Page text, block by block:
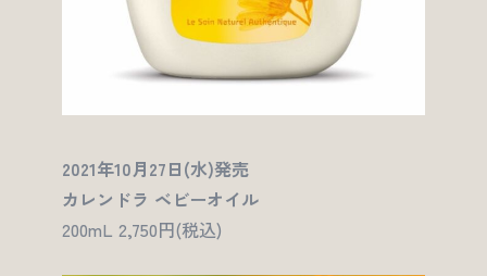
2021年10月27日(水)発売
カレンドラ ベビーオイル
200mL 2,750円(税込)